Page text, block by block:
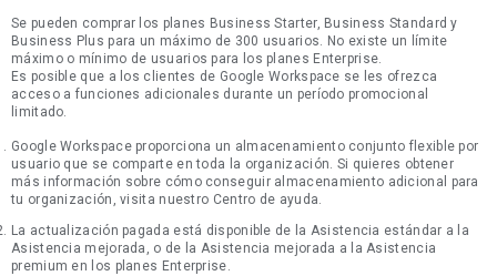
Se pueden comprar los planes Business Starter, Business Standard y
Business Plus para un máximo de 300 usuarios. No existe un límite
máximo o mínimo de usuarios para los planes Enterprise.
Es posible que a los clientes de Google Workspace se les ofrezca
acceso a funciones adicionales durante un período promocional
limitado.
Google Workspace proporciona un almacenamiento conjunto flexible por
usuario que se comparte en toda la organización. Si quieres obtener
más información sobre cómo conseguir almacenamiento adicional para
tu organización, visita nuestro Centro de ayuda.
La actualización pagada está disponible de la Asistencia estándar a la
Asistencia mejorada, o de la Asistencia mejorada a la Asistencia
premium en los planes Enterprise.